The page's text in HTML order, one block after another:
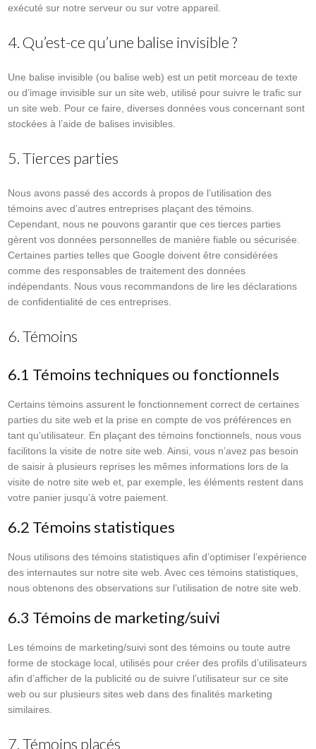
exécuté sur notre serveur ou sur votre appareil.
4. Qu’est-ce qu’une balise invisible ?
Une balise invisible (ou balise web) est un petit morceau de texte
ou d’image invisible sur un site web, utilisé pour suivre le trafic sur
un site web. Pour ce faire, diverses données vous concernant sont
stockées à l’aide de balises invisibles.
5. Tierces parties
Nous avons passé des accords à propos de l’utilisation des
témoins avec d’autres entreprises plaçant des témoins.
Cependant, nous ne pouvons garantir que ces tierces parties
gèrent vos données personnelles de manière fiable ou sécurisée.
Certaines parties telles que Google doivent être considérées
comme des responsables de traitement des données
indépendants. Nous vous recommandons de lire les déclarations
de confidentialité de ces entreprises.
6. Témoins
6.1 Témoins techniques ou fonctionnels
Certains témoins assurent le fonctionnement correct de certaines
parties du site web et la prise en compte de vos préférences en
tant qu’utilisateur. En plaçant des témoins fonctionnels, nous vous
facilitons la visite de notre site web. Ainsi, vous n’avez pas besoin
de saisir à plusieurs reprises les mêmes informations lors de la
visite de notre site web et, par exemple, les éléments restent dans
votre panier jusqu’à votre paiement.
6.2 Témoins statistiques
Nous utilisons des témoins statistiques afin d’optimiser l’expérience
des internautes sur notre site web. Avec ces témoins statistiques,
nous obtenons des observations sur l’utilisation de notre site web.
6.3 Témoins de marketing/suivi
Les témoins de marketing/suivi sont des témoins ou toute autre
forme de stockage local, utilisés pour créer des profils d’utilisateurs
afin d’afficher de la publicité ou de suivre l’utilisateur sur ce site
web ou sur plusieurs sites web dans des finalités marketing
similaires.
7. Témoins placés